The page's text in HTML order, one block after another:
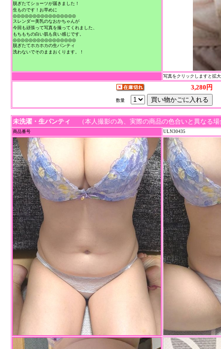
脱ぎたてショーツが届きました！
生ものです！お早めに
◎◎◎◎◎◎◎◎◎◎◎◎◎◎◎◎
スレンダー美乳のなおかちゃんが
今回も頑張って写真を撮ってくれました、
もちもちの白い肌も良い感じです。
◎◎◎◎◎◎◎◎◎◎◎◎◎◎◎◎
脱ぎたてホカホカの生パンティ
洗わないでそのままおくります。！
写真をクリックしますと拡
3,280円
数量
未洗濯・生パンティ （本人撮影の為、実際の商品の色合いと異なる
商品番号 ULN30435